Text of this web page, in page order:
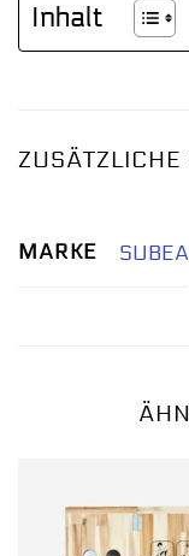
Inhalt
MARKE SUBEA